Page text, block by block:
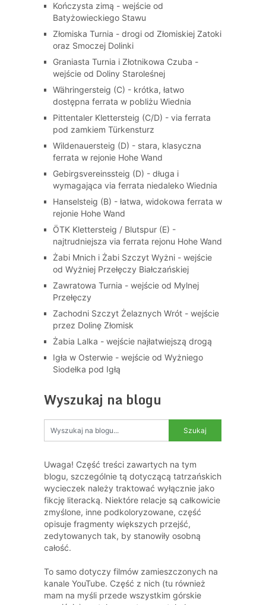
Kończysta zimą - wejście od
Batyżowieckiego Stawu
Złomiska Turnia - drogi od Złomiskiej Zatoki
oraz Smoczej Dolinki
Graniasta Turnia i Złotnikowa Czuba -
wejście od Doliny Staroleśnej
Währingersteig (C) - krótka, łatwo
dostępna ferrata w pobliżu Wiednia
Pittentaler Klettersteig (C/D) - via ferrata
pod zamkiem Türkensturz
Wildenauersteig (D) - stara, klasyczna
ferrata w rejonie Hohe Wand
Gebirgsvereinssteig (D) - długa i
wymagająca via ferrata niedaleko Wiednia
Hanselsteig (B) - łatwa, widokowa ferrata w
rejonie Hohe Wand
ÖTK Klettersteig / Blutspur (E) -
najtrudniejsza via ferrata rejonu Hohe Wand
Żabi Mnich i Żabi Szczyt Wyżni - wejście
od Wyżniej Przełęczy Białczańskiej
Zawratowa Turnia - wejście od Mylnej
Przełęczy
Zachodni Szczyt Żelaznych Wrót - wejście
przez Dolinę Złomisk
Żabia Lalka - wejście najłatwiejszą drogą
Igła w Osterwie - wejście od Wyżniego
Siodełka pod Igłą
Wyszukaj na blogu
Uwaga! Część treści zawartych na tym
blogu, szczególnie tą dotyczącą tatrzańskich
wycieczek należy traktować wyłącznie jako
fikcję literacką. Niektóre relacje są całkowicie
zmyślone, inne podkoloryzowane, część
opisuje fragmenty większych przejść,
zedytowanych tak, by stanowiły osobną
całość.
To samo dotyczy filmów zamieszczonych na
kanale YouTube. Część z nich (tu również
mam na myśli przede wszystkim górskie